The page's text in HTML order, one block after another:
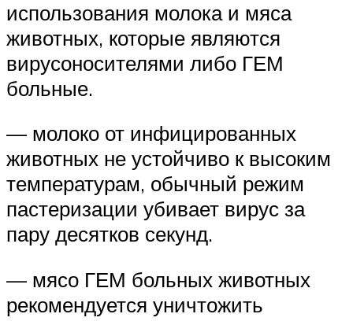
использования молока и мяса
животных, которые являются
вирусоносителями либо ГЕМ
больные.
— молоко от инфицированных
животных не устойчиво к высоким
температурам, обычный режим
пастеризации убивает вирус за
пару десятков секунд.
— мясо ГЕМ больных животных
рекомендуется уничтожить